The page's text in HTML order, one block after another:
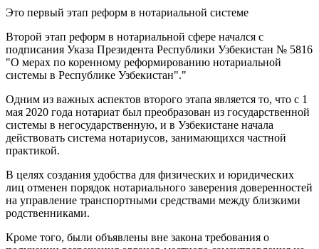
Это первый этап реформ в нотариальной системе
Второй этап реформ в нотариальной сфере начался с
подписания Указа Президента Республики Узбекистан № 5816
"О мерах по коренному реформированию нотариальной
системы в Республике Узбекистан"."
Одним из важных аспектов второго этапа является то, что с 1
мая 2020 года нотариат был преобразован из государственной
системы в негосударственную, и в Узбекистане начала
действовать система нотариусов, занимающихся частной
практикой.
В целях создания удобства для физических и юридических
лиц отменен порядок нотариального заверения доверенностей
на управление транспортными средствами между близкими
родственниками.
Кроме того, были объявлены вне закона требования о